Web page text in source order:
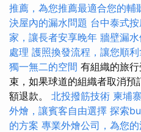
推薦，為您推薦最適合您的輔
決屋內的漏水問題 台中泰式
家，讓長者安享晚年 牆壁漏
處理 護照換發流程，讓您順
獨一無二的空間 有組織的旅
束，如果球道的組織者取消預
額退款。 北投撥筋技術 柬埔
外燴，讓賓客自由選擇 探索
的方案 專業外燴公司，為您